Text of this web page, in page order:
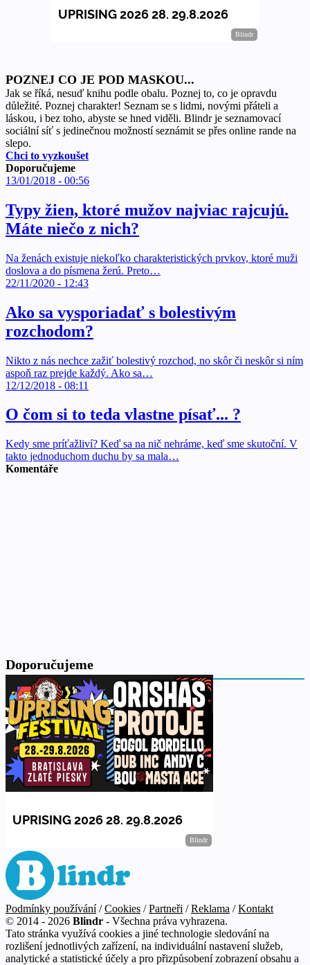
POZNEJ CO JE POD MASKOU...
Jak se říká, nesuď knihu podle obalu. Poznej to, co je opravdu
důležité. Poznej charakter! Seznam se s lidmi, novými přáteli a
láskou, i bez toho, abyste se hned viděli. Blindr je seznamovací
sociální síť s jedinečnou možností seznámit se přes online rande na
slepo.
Chci to vyzkoušet
Doporučujeme
13/01/2018 - 00:56
Typy žien, ktoré mužov najviac rajcujú.
Máte niečo z nich?
Na ženách existuje niekoľko charakteristických prvkov, ktoré muži
doslova a do písmena žerú. Preto…
22/11/2020 - 12:43
Ako sa vysporiadať s bolestivým
rozchodom?
Nikto z nás nechce zažiť bolestivý rozchod, no skôr či neskôr si ním
aspoň raz prejde každý. Ako sa…
12/12/2018 - 08:11
O čom si to teda vlastne písať... ?
Kedy sme príťažliví? Keď sa na nič nehráme, keď sme skutoční. V
takto jednoduchom duchu by sa mala…
Komentáře
Doporučujeme
Podmínky používání / Cookies / Partneři / Reklama / Kontakt
© 2014 - 2026 Blindr - Všechna práva vyhrazena.
Tato stránka využívá cookies a jiné technologie sledování na
rozlišení jednotlivých zařízení, na individuální nastavení služeb,
analytické a statistické účely a pro přizpůsobení zobrazení obsahu a